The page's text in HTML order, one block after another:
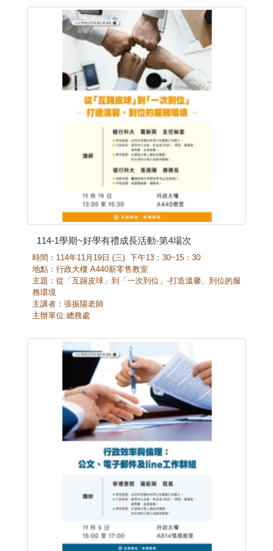
114-1學期~好學有禮成長活動-第4場次
時間： 114年11 月 19日 (三) 下午13 ： 30~15 ： 30
地點： 行政大樓 A440新零售教室
主題：從「互踢皮球」到「一次到位」 -打造溫馨、到位的服
務環境
主講者：張振陽老師
主辦單位:總務處